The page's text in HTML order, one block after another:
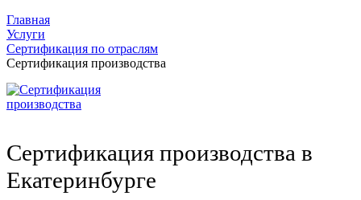
Главная
Услуги
Сертификация по отраслям
Сертификация производства
Сертификация производства в
Екатеринбурге